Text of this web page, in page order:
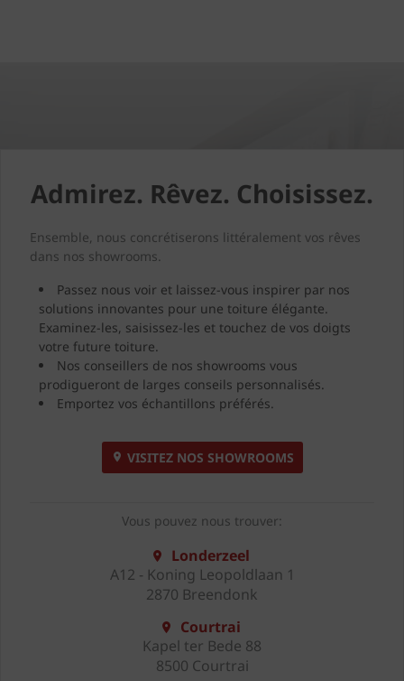
Admirez. Rêvez. Choisissez.
Ensemble, nous concrétiserons littéralement vos rêves
dans nos showrooms.
Passez nous voir et laissez-vous inspirer par nos
solutions innovantes pour une toiture élégante.
Examinez-les, saisissez-les et touchez de vos doigts
votre future toiture.
Nos conseillers de nos showrooms vous
prodigueront de larges conseils personnalisés.
Emportez vos échantillons préférés.
VISITEZ NOS SHOWROOMS
Vous pouvez nous trouver:
Londerzeel
A12 - Koning Leopoldlaan 1
2870 Breendonk
Courtrai
Kapel ter Bede 88
8500 Courtrai